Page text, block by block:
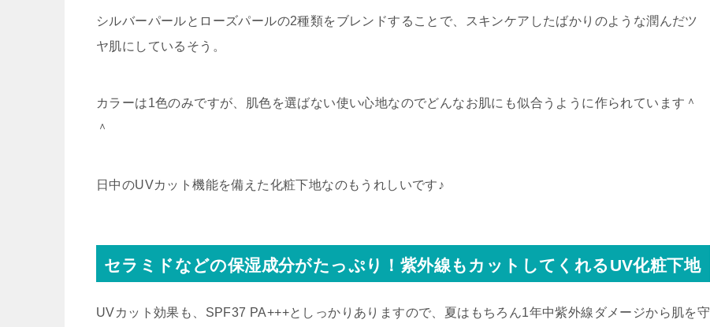
シルバーパールとローズパールの2種類をブレンドすることで、スキンケアしたばかりのような潤んだツ
ヤ肌にしているそう。
カラーは1色のみですが、肌色を選ばない使い心地なのでどんなお肌にも似合うように作られています＾
＾
日中のUVカット機能を備えた化粧下地なのもうれしいです♪
セラミドなどの保湿成分がたっぷり！紫外線もカットしてくれるUV化粧下地
UVカット効果も、 SPF37 PA+++としっかりありますので、夏はもちろん1年中紫外線ダメージから肌を守